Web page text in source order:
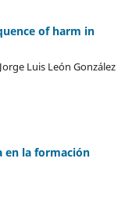
of harm in
Luis León González
en la formación